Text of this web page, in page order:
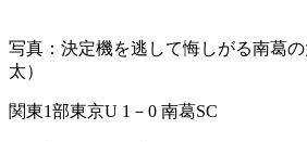
写真：決定機を逃して悔しがる南葛
太）
関東1部東京U 1－0 南葛SC